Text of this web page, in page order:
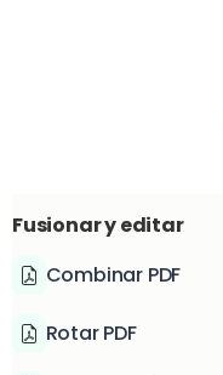
Fusionar y editar
Combinar PDF
Rotar PDF